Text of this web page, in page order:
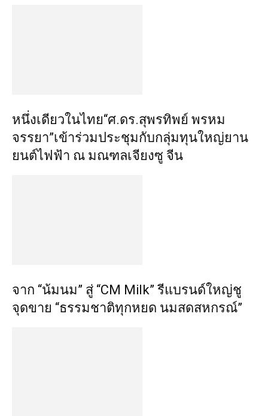
หนึ่งเดียวในไทย“ศ.ดร.สุพรทิพย์ พรหม
จรรยา”เข้าร่วมประชุมกับกลุ่มทุนใหญ่ยาน
ยนต์ไฟฟ้า ณ มณฑลเจียงซู จีน
จาก “น้มนม” สู่ “CM Milk” รีแบรนด์ใหญ่ชู
จุดขาย “ธรรมชาติทุกหยด นมสดสหกรณ์”